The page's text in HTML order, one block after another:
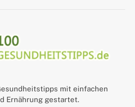
mit einfachen
Ernährung gestartet.